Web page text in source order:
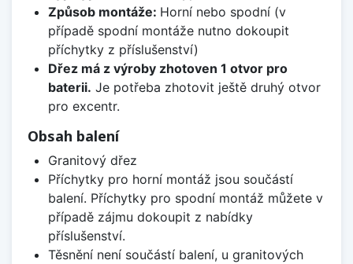
Způsob montáže: Horní nebo spodní (v
případě spodní montáže nutno dokoupit
příchytky z příslušenství)
Dřez má z výroby zhotoven 1 otvor pro
baterii. Je potřeba zhotovit ještě druhý otvor
pro excentr.
Obsah balení
Granitový dřez
Příchytky pro horní montáž jsou součástí
balení. Příchytky pro spodní montáž můžete v
případě zájmu dokoupit z nabídky
příslušenství.
Těsnění není součástí balení, u granitových